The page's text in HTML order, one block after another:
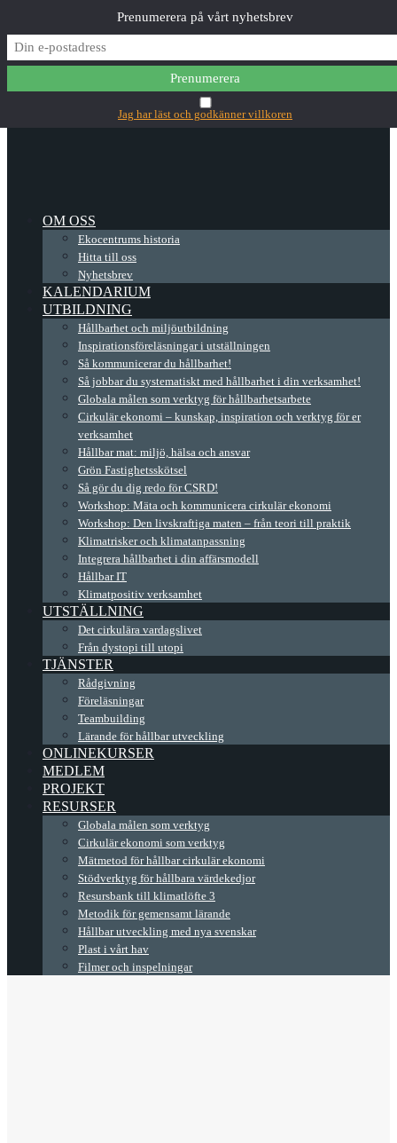
✕Main Menu
OM OSS
Ekocentrums historia
Hitta till oss
Nyhetsbrev
KALENDARIUM
UTBILDNING
Hållbarhet och miljöutbildning
Inspirationsföreläsningar i utställningen
Så kommunicerar du hållbarhet!
Så jobbar du systematiskt med hållbarhet i din verksamhet!
Globala målen som verktyg för hållbarhetsarbete
Cirkulär ekonomi – kunskap, inspiration och verktyg för er
verksamhet
Hållbar mat: miljö, hälsa och ansvar
Grön Fastighetsskötsel
Så gör du dig redo för CSRD!
Workshop: Mäta och kommunicera cirkulär ekonomi
Workshop: Den livskraftiga maten – från teori till praktik
Klimatrisker och klimatanpassning
Integrera hållbarhet i din affärsmodell
Hållbar IT
Klimatpositiv verksamhet
UTSTÄLLNING
Det cirkulära vardagslivet
Från dystopi till utopi
TJÄNSTER
Rådgivning
Föreläsningar
Teambuilding
Lärande för hållbar utveckling
ONLINEKURSER
MEDLEM
PROJEKT
RESURSER
Globala målen som verktyg
Cirkulär ekonomi som verktyg
Mätmetod för hållbar cirkulär ekonomi
Stödverktyg för hållbara värdekedjor
Resursbank till klimatlöfte 3
Metodik för gemensamt lärande
Hållbar utveckling med nya svenskar
Plast i vårt hav
Filmer och inspelningar
Prenumerera på vårt nyhetsbrev
Jag har läst och godkänner villkoren